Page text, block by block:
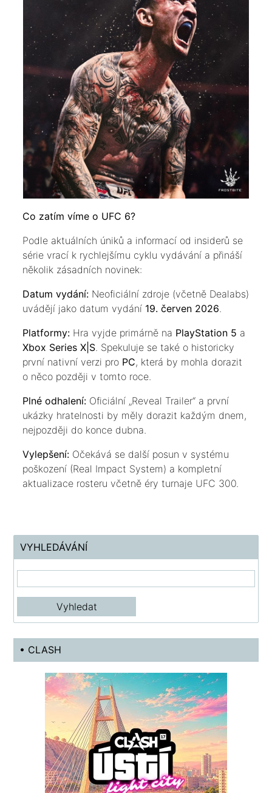
​Co zatím víme o UFC 6?
​Podle aktuálních úniků a informací od insiderů se
série vrací k rychlejšímu cyklu vydávání a přináší
několik zásadních novinek:
​Datum vydání: Neoficiální zdroje (včetně Dealabs)
uvádějí jako datum vydání 19. červen 2026
​Platformy: Hra vyjde primárně na PlayStation 5 a
Xbox Series X|S . Spekuluje se také o historicky
první nativní verzi pro PC, která by mohla dorazit
o něco později v tomto roce.
​Plné odhalení: Oficiální „Reveal Trailer“ a první
ukázky hratelnosti by měly dorazit každým dnem,
nejpozději do konce dubna.
​Vylepšení: Očekává se další posun v systému
poškození (Real Impact System) a kompletní
aktualizace rosteru včetně éry turnaje UFC 300.
VYHLEDÁVÁNÍ
• CLASH